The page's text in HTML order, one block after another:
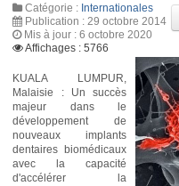
Catégorie : Internationales
Publication : 29 octobre 2014
Mis à jour : 6 octobre 2020
Affichages : 5766
KUALA LUMPUR,
Malaisie : Un succès
majeur dans le
développement de
nouveaux implants
dentaires biomédicaux
avec la capacité
d'accélérer la